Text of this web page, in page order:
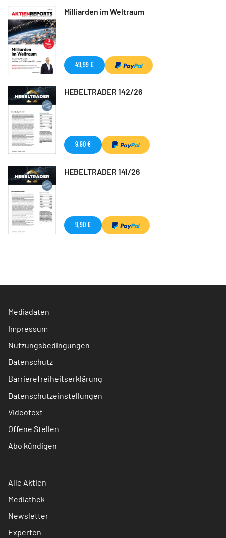
Milliarden im Weltraum
49,99 €
HEBELTRADER 142/26
9,90 €
HEBELTRADER 141/26
9,90 €
Mediadaten
Impressum
Nutzungsbedingungen
Datenschutz
Barrierefreiheitserklärung
Datenschutzeinstellungen
Videotext
Offene Stellen
Abo kündigen
Alle Aktien
Mediathek
Newsletter
Experten